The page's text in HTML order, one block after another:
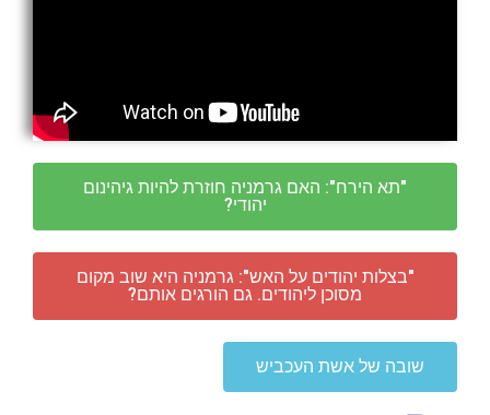
"תא הירח": האם גרמניה חוזרת להיות גיהינום
יהודי?
"בצלות יהודים על האש": גרמניה היא שוב מקום
מסוכן ליהודים. גם הורגים אותם?
שובה של אשת העכביש